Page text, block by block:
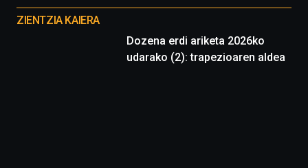
proyectos
ZIENTZIA KAIERA
Dozena erdi ariketa 2026ko
udarako (2): trapezioaren aldea